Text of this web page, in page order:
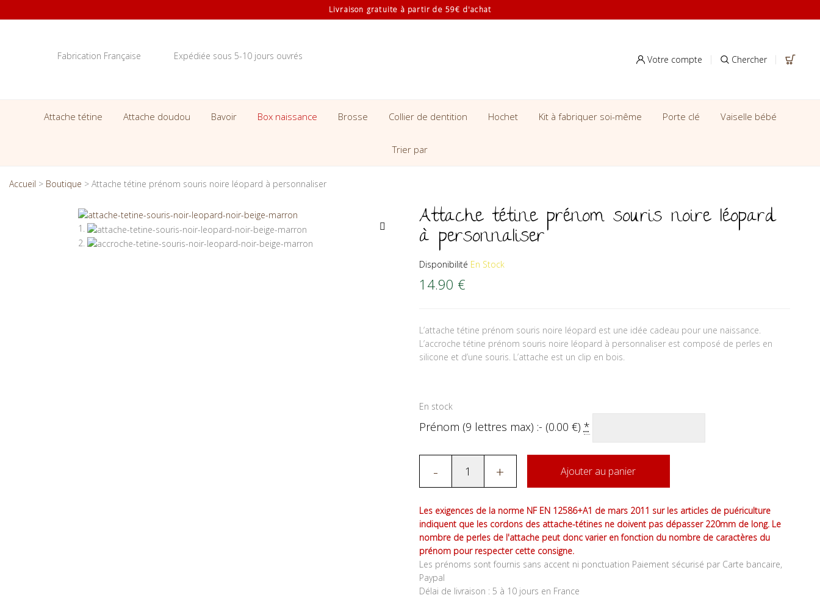
Livraison gratuite à partir de 59€ d'achat
Fabrication Française Expédiée sous 5-10 jours ouvrés Votre compte Chercher
Attache tétine Attache doudou Bavoir Box naissance Brosse Collier de dentition Hochet Kit à fabriquer soi-même Porte clé Vaiselle bébé
Trier par
Accueil > Boutique > Attache tétine prénom souris noire léopard à personnaliser
Attache tétine prénom souris noire léopard
à personnaliser
Disponibilité En Stock
14.90 €
L’attache tétine prénom souris noire léopard est une idée cadeau pour une naissance.
L’accroche tétine prénom souris noire léopard à personnaliser est composé de perles en
silicone et d’une souris. L’attache est un clip en bois.
En stock
Prénom (9 lettres max) :- (0.00 €) *
- + Ajouter au panier
Les exigences de la norme NF EN 12586+A1 de mars 2011 sur les articles de puériculture
indiquent que les cordons des attache-tétines ne doivent pas dépasser 220mm de long. Le
nombre de perles de l'attache peut donc varier en fonction du nombre de caractères du
prénom pour respecter cette consigne.
Les prénoms sont fournis sans accent ni ponctuation Paiement sécurisé par Carte bancaire,
Paypal
Délai de livraison : 5 à 10 jours en France